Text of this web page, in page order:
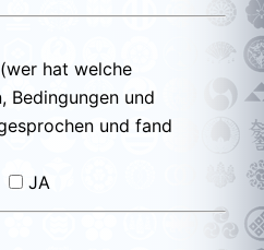
hat welche
Bedingungen und
und fand
JA